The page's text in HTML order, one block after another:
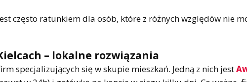
często ratunkiem dla osób, które z różnych względów nie
– lokalne rozwiązania
specjalizujących się w skupie mieszkań. Jedną z nich jest